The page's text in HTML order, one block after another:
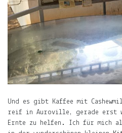
über
mein
Leben.
Über
das
Frau-
und
Über
das
Und es gibt Kaffee mit
reif in Auroville, gerade erst
Ernte zu helfen. Ich für mich